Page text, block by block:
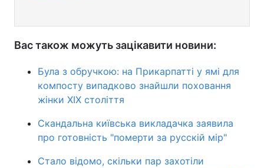
Вас також можуть зацікавити новини:
Була з обручкою: на Прикарпатті у ямі для
компосту випадково знайшли поховання
жінки XIX століття
Скандальна київська викладачка заявила
про готовність "померти за русскій мір"
Стало відомо, скільки пар захотіли